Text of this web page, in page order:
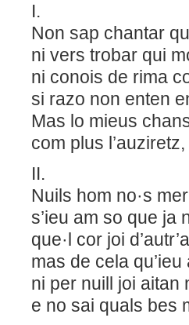
I.
Non sap chantar
ni vers trobar qui
ni conois de rima
si razo non enten
Mas lo mieus
com plus
II.
Nuils hom no·s
s’ieu am so que ja
que·l cor joi
mas de cela qu’ieu
ni per nuill joi aitan
e no sai quals bes